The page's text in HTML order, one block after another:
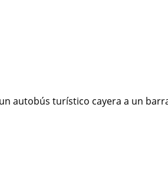
turístico cayera a un